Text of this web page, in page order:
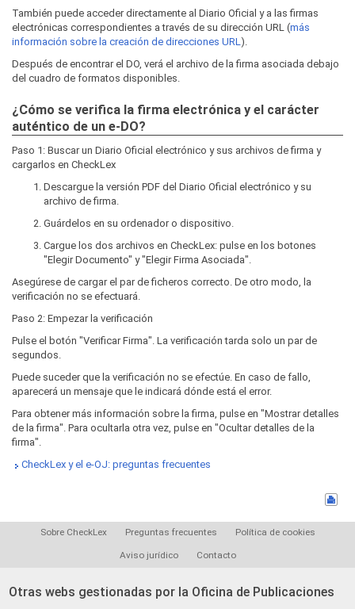
También puede acceder directamente al Diario Oficial y a las firmas
electrónicas correspondientes a través de su dirección URL (más
información sobre la creación de direcciones URL).
Después de encontrar el DO, verá el archivo de la firma asociada debajo
del cuadro de formatos disponibles.
¿Cómo se verifica la firma electrónica y el carácter
auténtico de un e-DO?
Paso 1: Buscar un Diario Oficial electrónico y sus archivos de firma y
cargarlos en CheckLex
Descargue la versión PDF del Diario Oficial electrónico y su
archivo de firma.
Guárdelos en su ordenador o dispositivo.
Cargue los dos archivos en CheckLex: pulse en los botones
"Elegir Documento" y "Elegir Firma Asociada".
Asegúrese de cargar el par de ficheros correcto. De otro modo, la
verificación no se efectuará.
Paso 2: Empezar la verificación
Pulse el botón "Verificar Firma". La verificación tarda solo un par de
segundos.
Puede suceder que la verificación no se efectúe. En caso de fallo,
aparecerá un mensaje que le indicará dónde está el error.
Para obtener más información sobre la firma, pulse en "Mostrar detalles
de la firma". Para ocultarla otra vez, pulse en "Ocultar detalles de la
firma".
CheckLex y el e-OJ: preguntas frecuentes
Sobre CheckLex Preguntas frecuentes Política de cookies
Aviso jurídico Contacto
Otras webs gestionadas por la Oficina de Publicaciones